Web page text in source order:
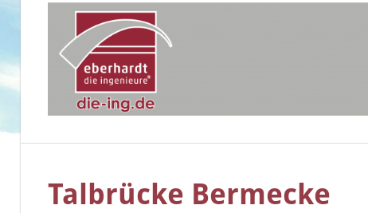
eberhardt
ingenieure
Talbrücke Bermecke